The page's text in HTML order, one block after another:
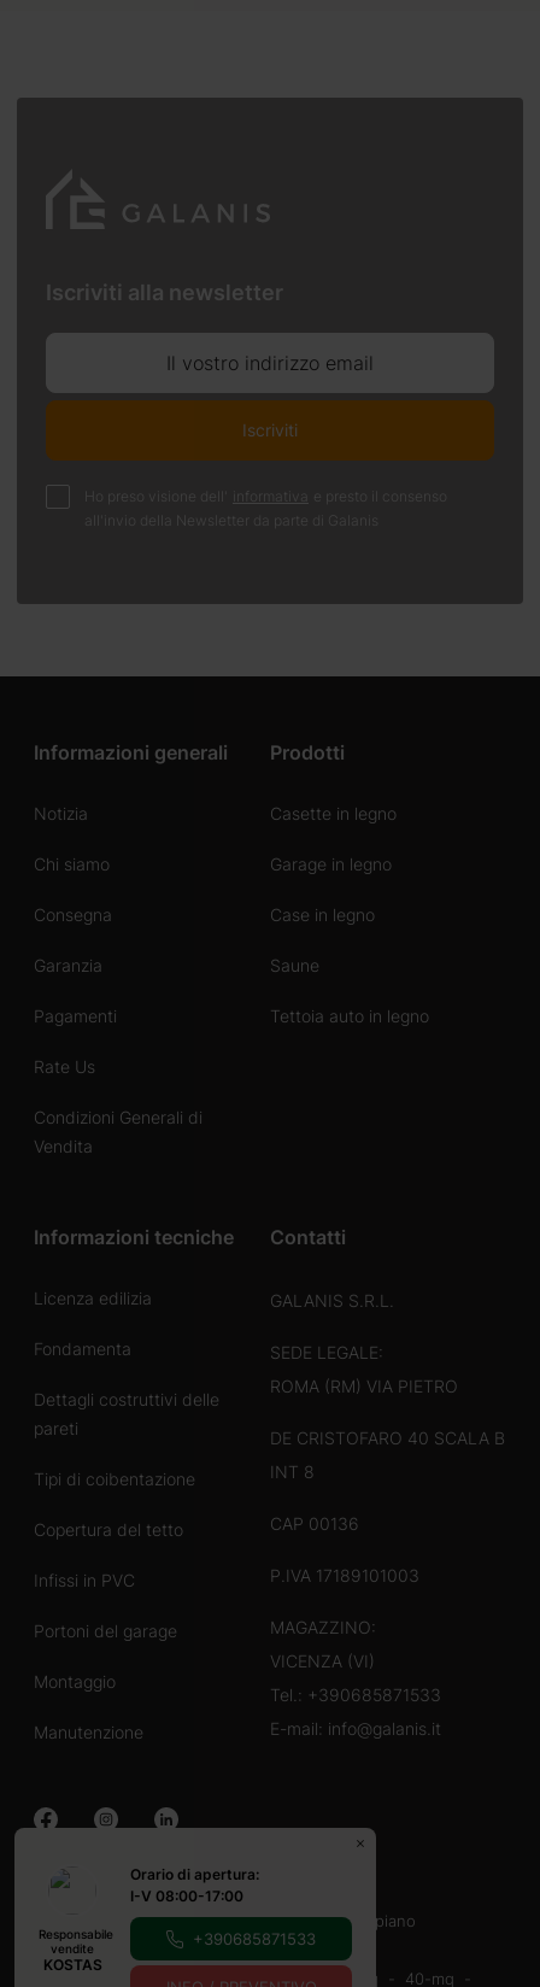
Iscriviti alla newsletter
Il vostro indirizzo email
Iscriviti
Ho preso visione dell' informativa
e presto il consenso
all'invio della Newsletter da parte di Galanis
Informazioni generali
Notizia
Chi siamo
Consegna
Garanzia
Pagamenti
Rate Us
Condizioni Generali di
Vendita
Prodotti
Casette in legno
Garage in legno
Case in legno
Saune
Tettoia auto in legno
Informazioni tecniche
Licenza edilizia
Fondamenta
Dettagli costruttivi delle
pareti
Tipi di coibentazione
Copertura del tetto
Infissi in PVC
Portoni del garage
Montaggio
Manutenzione
Contatti
GALANIS S.R.L.
SEDE LEGALE:
ROMA (RM) VIA PIETRO
DE CRISTOFARO 40 SCALA B
INT 8
CAP 00136
P.IVA 17189101003
MAGAZZINO:
VICENZA (VI)
Tel.: +390685871533
E-mail: info@galanis.it
Case in legno
60-80 mq Con veranda
un piano
Casette in legno
20-mq 20-30 mq 30-40 mq 40-mq
Responsabile
vendite
KOSTAS
Orario di apertura:
I-V 08:00-17:00
+390685871533